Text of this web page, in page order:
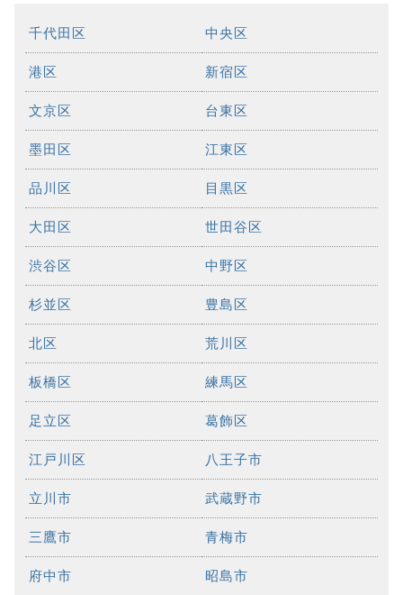
千代田区 中央区
港区 新宿区
文京区 台東区
墨田区 江東区
品川区 目黒区
大田区 世田谷区
渋谷区 中野区
杉並区 豊島区
北区 荒川区
板橋区 練馬区
足立区 葛飾区
江戸川区 八王子市
立川市 武蔵野市
三鷹市 青梅市
府中市 昭島市